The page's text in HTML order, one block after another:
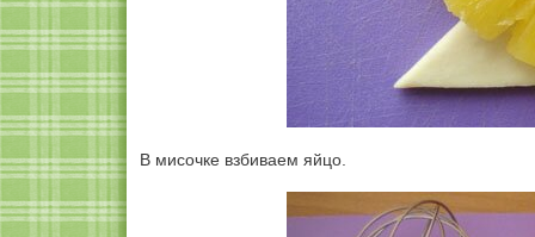
В мисочке взбиваем яйцо.